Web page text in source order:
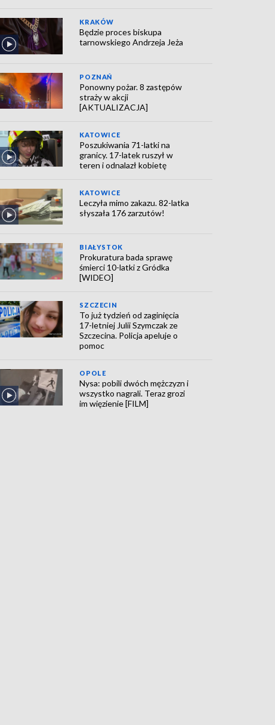
KRAKÓW
Będzie proces biskupa
tarnowskiego Andrzeja Jeża
POZNAŃ
Ponowny pożar. 8 zastępów
straży w akcji
[AKTUALIZACJA]
KATOWICE
Poszukiwania 71-latki na
granicy. 17-latek ruszył w
teren i odnalazł kobietę
KATOWICE
Leczyła mimo zakazu. 82-latka
słyszała 176 zarzutów!
BIAŁYSTOK
Prokuratura bada sprawę
śmierci 10-latki z Gródka
[WIDEO]
SZCZECIN
To już tydzień od zaginięcia
17-letniej Julii Szymczak ze
Szczecina. Policja apeluje o
pomoc
OPOLE
Nysa: pobili dwóch mężczyzn i
wszystko nagrali. Teraz grozi
im więzienie [FILM]